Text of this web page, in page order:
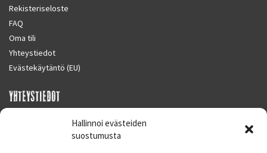
Hallinnoi evästeiden
suostumusta
Rekisteriseloste
FAQ
Oma tili
Yhteystiedot
Evästekäytäntö (EU)
YHTEYSTIEDOT
SUPERMOTO CENTER